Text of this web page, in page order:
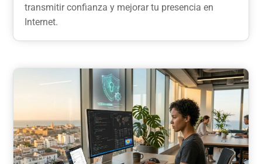
transmitir confianza y mejorar tu presencia en
Internet.